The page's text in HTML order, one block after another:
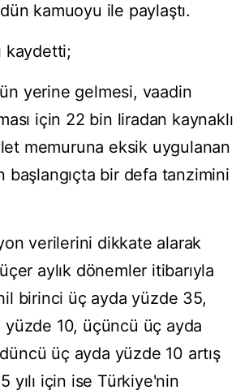
kamuoyu ile paylaştı.
kaydetti;
yerine gelmesi, vaadin
için 22 bin liradan kaynaklı
memuruna eksik uygulanan
başlangıçta bir defa tanzimini
verilerini dikkate alarak
aylık dönemler itibarıyla
birinci üç ayda yüzde 35,
10, üçüncü üç ayda
üç ayda yüzde 10 artış
yılı için ise Türkiye'nin